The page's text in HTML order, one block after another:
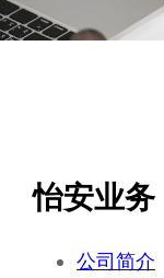
怡安业务
公司简介